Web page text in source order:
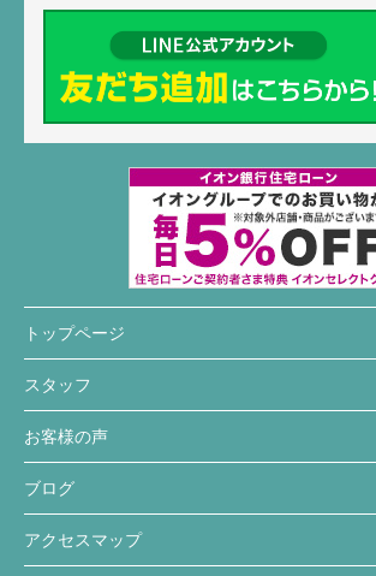
トップページ
スタッフ
お客様の声
ブログ
アクセスマップ